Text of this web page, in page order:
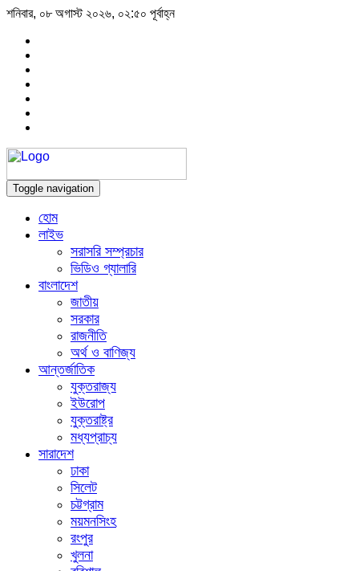
শনিবার, ০৮ অগাস্ট ২০২৬, ০২:৫০ পূর্বাহ্ন
Toggle navigation
হোম
লাইভ
সরাসরি সম্প্রচার
ভিডিও গ্যালারি
বাংলাদেশ
জাতীয়
সরকার
রাজনীতি
অর্থ ও বাণিজ্য
আন্তর্জাতিক
যুক্তরাজ্য
ইউরোপ
যুক্তরাষ্ট্র
মধ্যপ্রাচ্য
সারাদেশ
ঢাকা
সিলেট
চট্টগ্রাম
ময়মনসিংহ
রংপুর
খুলনা